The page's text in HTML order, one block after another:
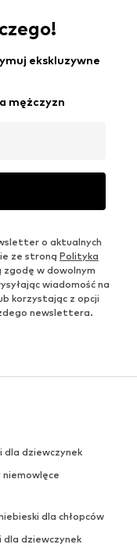
ekskluzywne
mężczyzn
o aktualnych
ze stroną Polityka
zgodę w dowolnym
wiadomość na
korzystając z opcji
newslettera.
dla dziewczynek
niemowlęce
dla chłopców
dla dziewczynek